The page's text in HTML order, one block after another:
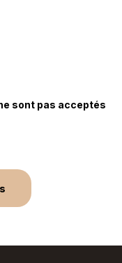
sont pas acceptés